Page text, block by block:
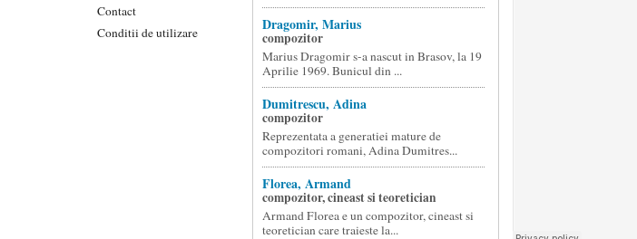
Contact
Conditii de utilizare
Dragomir, Marius
compozitor
Marius Dragomir s-a nascut in Brasov, la 19
Aprilie 1969. Bunicul din ...
Dumitrescu, Adina
compozitor
Reprezentata a generatiei mature de
compozitori romani, Adina Dumitres...
Florea, Armand
compozitor, cineast si teoretician
Armand Florea e un compozitor, cineast si
teoretician care traieste la...